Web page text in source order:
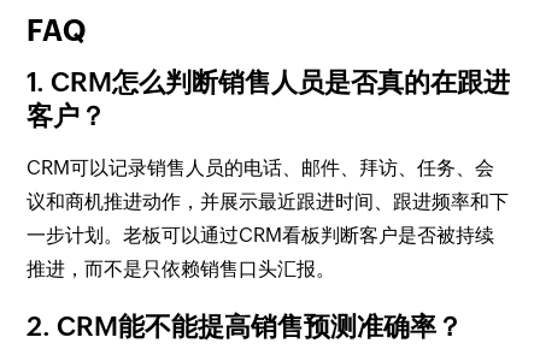
FAQ
1. CRM怎么判断销售人员是否真的在跟进
客户？
CRM可以记录销售人员的电话、邮件、拜访、任务、会
议和商机推进动作，并展示最近跟进时间、跟进频率和下
一步计划。老板可以通过CRM看板判断客户是否被持续
推进，而不是只依赖销售口头汇报。
2. CRM能不能提高销售预测准确率？